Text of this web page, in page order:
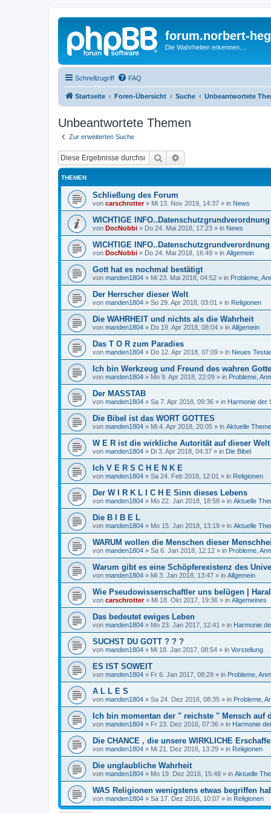
forum.norbert-
Die Wahrheiten erkennen....
Schnellzugriff FAQ
Startseite Foren-Übersicht Suche Unbeantwortete
Unbeantwortete Themen
Zur erweiterten Suche
Suche
THEMEN
Schließung des Forum
von carschrotter» Mi 13. Nov 2019, 14:37 » in News
WICHTIGE INFO..Datenschutzgrundverordnung
von DocNobbi » Do 24. Mai 2018, 17:23 » in News
WICHTIGE INFO..Datenschutzgrundverordnung
von DocNobbi » Do 24. Mai 2018, 16:49 » in Allgemein
Gott hat es nochmal bestätigt
von manden1804 » Mi 23. Mai 2018, 04:52 » in Probleme,
Der Herrscher dieser Welt
von manden1804 » So 29. Apr 2018, 03:01 » in Religionen
Die WAHRHEIT und nichts als die Wahrheit
von manden1804 » Do 19. Apr 2018, 08:04 » in Allgemein
Das T O R zum Paradies
von manden1804 » Do 12. Apr 2018, 07:09 » in Neues
Ich bin Werkzeug und Freund des wahren
von manden1804 » Mo 9. Apr 2018, 22:09 » in Probleme,
Der MASSTAB
von manden1804 » Sa 7. Apr 2018, 09:36 » in Harmonie der
Die Bibel ist das WORT GOTTES
von manden1804 » Mi 4. Apr 2018, 20:05 » in Aktuelle
W E R ist die wirkliche Autorität auf dieser
von manden1804 » Di 3. Apr 2018, 04:37 » in Die Bibel
Ich V E R S C H E N K E
von manden1804 » Sa 24. Feb 2018, 12:01 » in Religionen
Der W I R K L I C H E Sinn dieses Lebens
von manden1804 » Mo 22. Jan 2018, 18:58 » in Aktuelle
Die B I B E L
von manden1804 » Mo 15. Jan 2018, 13:19 » in Aktuelle
WARUM wollen die Menschen dieser
von manden1804 » Sa 6. Jan 2018, 12:12 » in Probleme,
Warum gibt es eine Schöpferexistenz des
von manden1804 » Mi 3. Jan 2018, 13:47 » in Allgemein
Wie Pseudowissenschaftler uns belügen |
von carschrotter» Mi 18. Okt 2017, 19:36 » in Allgemeines
Das bedeutet ewiges Leben
von manden1804 » Mo 23. Jan 2017, 12:41 » in Harmonie
SUCHST DU GOTT ? ? ?
von manden1804 » Mi 18. Jan 2017, 08:54 » in Vorstellung
ES IST SOWEIT
von manden1804 » Fr 6. Jan 2017, 08:29 » in Probleme,
A L L E S
von manden1804 » Sa 24. Dez 2016, 08:35 » in Probleme,
Ich bin momentan der " reichste " Mensch auf
von manden1804 » Fr 23. Dez 2016, 07:36 » in Harmonie
Die CHANCE , die unsere WIRKLICHE
von manden1804 » Mi 21. Dez 2016, 13:29 » in Religionen
Die unglaubliche Wahrheit
von manden1804 » Mo 19. Dez 2016, 15:48 » in Aktuelle
WAS Religionen wenigstens etwas begriffen
von manden1804 » Sa 17. Dez 2016, 10:07 » in Religionen